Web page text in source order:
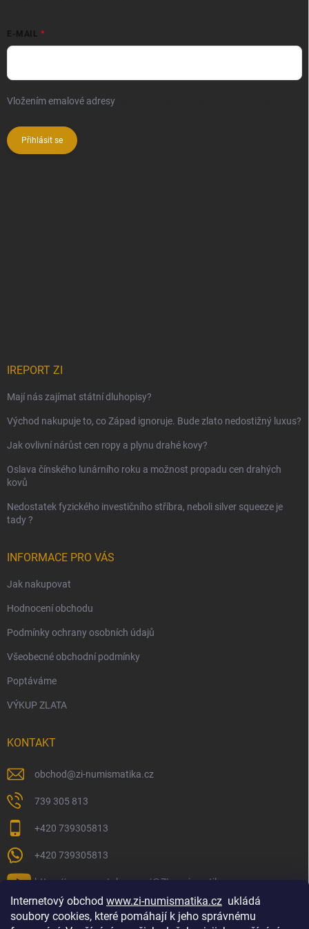
Internetový obchod www.zi-numismatika.cz ukládá
soubory cookies, které pomáhají k jeho správnému
E-MAIL
Vložením emalové adresy
Přihlásit se
IREPORT ZI
Mají nás zajímat státní dluhopisy?
Východ nakupuje to, co Západ ignoruje. Bude zlato nedostižný luxus?
Jak ovlivní nárůst cen ropy a plynu drahé kovy?
Oslava čínského lunárního roku a možnost propadu cen drahých
kovů
Nedostatek fyzického investičního stříbra, neboli silver squeeze je
tady ?
INFORMACE PRO VÁS
Jak nakupovat
Hodnocení obchodu
Podmínky ochrany osobních údajů
Všeobecné obchodní podmínky
Poptáváme
VÝKUP ZLATA
KONTAKT
obchod@zi-numismatika.cz
739 305 813
+420 739305813
+420 739305813
https://www.youtube.com/@ZInumismatika